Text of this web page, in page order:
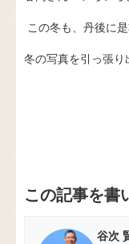
この冬も、丹後に
冬の写真を引っ張り
この記事を書
谷次